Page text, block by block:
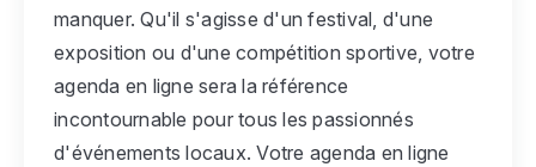
manquer. Qu'il s'agisse d'un festival, d'une
exposition ou d'une compétition sportive, votre
agenda en ligne sera la référence
incontournable pour tous les passionnés
d'événements locaux. Votre agenda en ligne